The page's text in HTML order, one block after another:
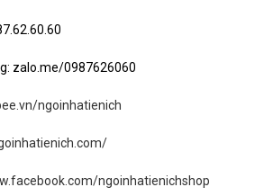
zalo.me/0987626060
ngoinhatienich
ngoinhatienichshop